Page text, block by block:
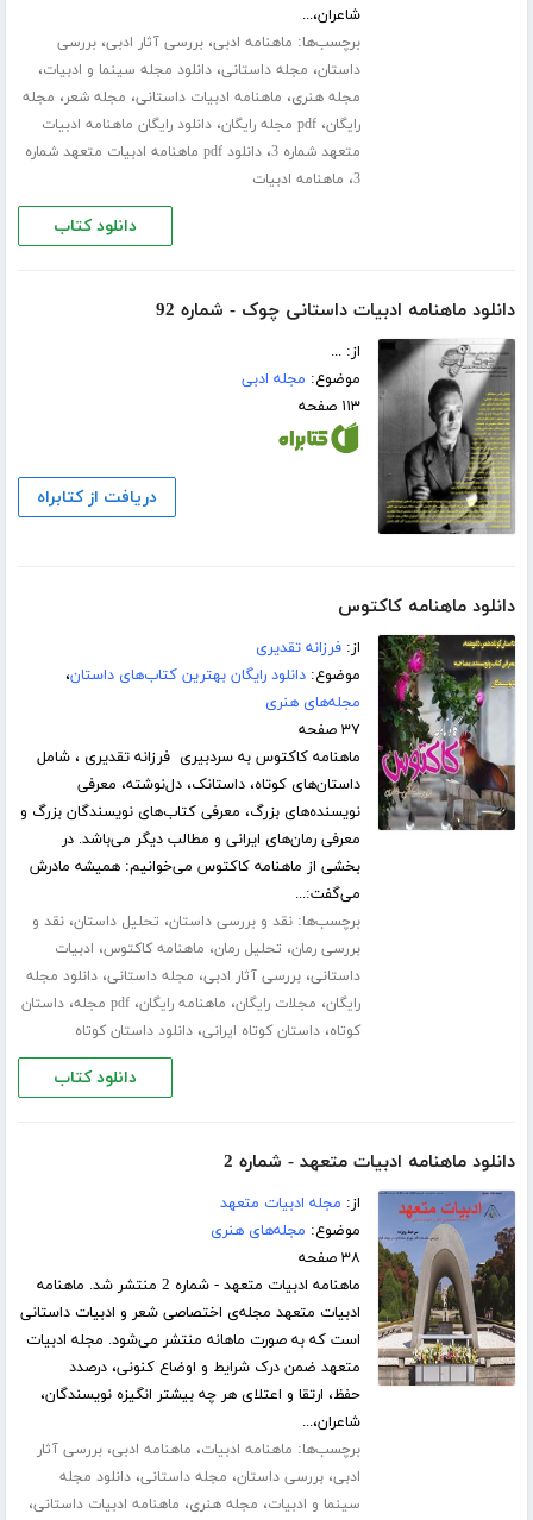
شاعران،...
برچسب‌ها: ماهنامه ادبی،بررسی آثار ادبی،بررسی
داستان، مجله داستانی،دانلود مجله سینما و ادبیات،
مجله هنری، ماهنامه ادبیات داستانی، مجله شعر، مجله
رایگان،pdf مجله رایگان ،دانلود رایگان ماهنامه ادبیات
متعهد شماره 3 ،
دانلود pdf ماهنامه ادبیات متعهد شماره
3، ماهنامه ادبیات
دانلود کتاب
دانلود ماهنامه ادبیات داستانی چوک - شماره 92
از: ...
موضوع: مجله ادبی
۱۱۳ صفحه
دریافت از کتابراه
دانلود ماهنامه کاکتوس
از:فرزانه تقدیری
موضوع:دانلود رایگان بهترین کتاب‌های داستان،
مجله‌های هنری
۳۷ صفحه
ماهنامه کاکتوس به سردبیری فرزانه تقدیری ، شامل
داستان‌های کوتاه، داستانک، دل‌نوشته، معرفی
نویسنده‌های بزرگ، معرفی کتاب‌های نویسندگان بزرگ و
معرفی رمان‌های ایرانی و مطالب دیگر می‌باشد‌. در
بخشی از ماهنامه کاکتوس می‌خوانیم: همیشه مادرش
می‌گفت:...
برچسب‌ها:نقد و بررسی داستان، تحلیل داستان،نقد و
بررسی رمان، تحلیل رمان، ماهنامه کاکتوس، ادبیات
داستانی،بررسی آثار ادبی، مجله داستانی،دانلود مجله
رایگان، مجلات رایگان، ماهنامه رایگان،pdf مجله ،داستان
کوتاه،داستان کوتاه ایرانی،دانلود داستان کوتاه
دانلود کتاب
دانلود ماهنامه ادبیات متعهد - شماره 2
از: مجله ادبیات متعهد
موضوع: مجله‌های هنری
۳۸ صفحه
ماهنامه ادبیات متعهد - شماره 2 منتشر شد. ماهنامه
ادبیات متعهد مجله‌ی اختصاصی شعر و ادبیات داستانی
است که به صورت ماهانه منتشر می‌شود. مجله ادبیات
متعهد ضمن درک شرایط و اوضاع کنونی، درصدد
حفظ، ارتقا و اعتلای هر چه بیشتر انگیزه نویسندگان،
شاعران،...
برچسب‌ها: ماهنامه ادبیات، ماهنامه ادبی،بررسی آثار
ادبی،بررسی داستان، مجله داستانی،دانلود مجله
سینما و ادبیات، مجله هنری، ماهنامه ادبیات داستانی،